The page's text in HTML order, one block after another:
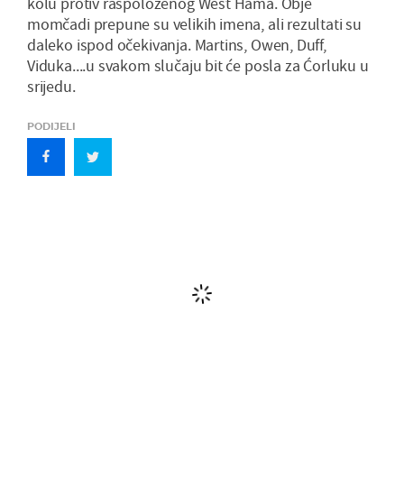
momčadi prepune su velikih imena, ali rezultati su
daleko ispod očekivanja. Martins, Owen, Duff,
Viduka....u svakom slučaju bit će posla za Ćorluku u
srijedu.
PODIJELI